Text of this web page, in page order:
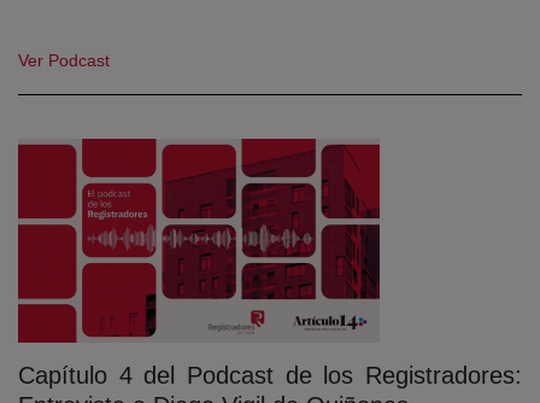
Ver Podcast
Capítulo 4 del Podcast de los Registradores: